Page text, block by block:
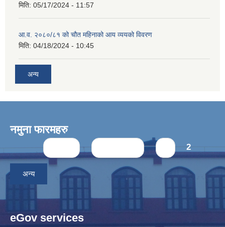
मिति: 05/17/2024 - 11:57
आ.व. २०८०/८१ को चौत महिनाको आय व्ययको विवरण
मिति: 04/18/2024 - 10:45
अन्य
नमुना फारमहरु
Pages 2
अन्य
eGov services